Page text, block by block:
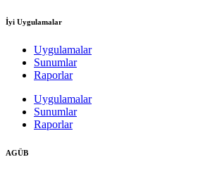
İyi Uygulamalar
Uygulamalar
Sunumlar
Raporlar
Uygulamalar
Sunumlar
Raporlar
AGÜB